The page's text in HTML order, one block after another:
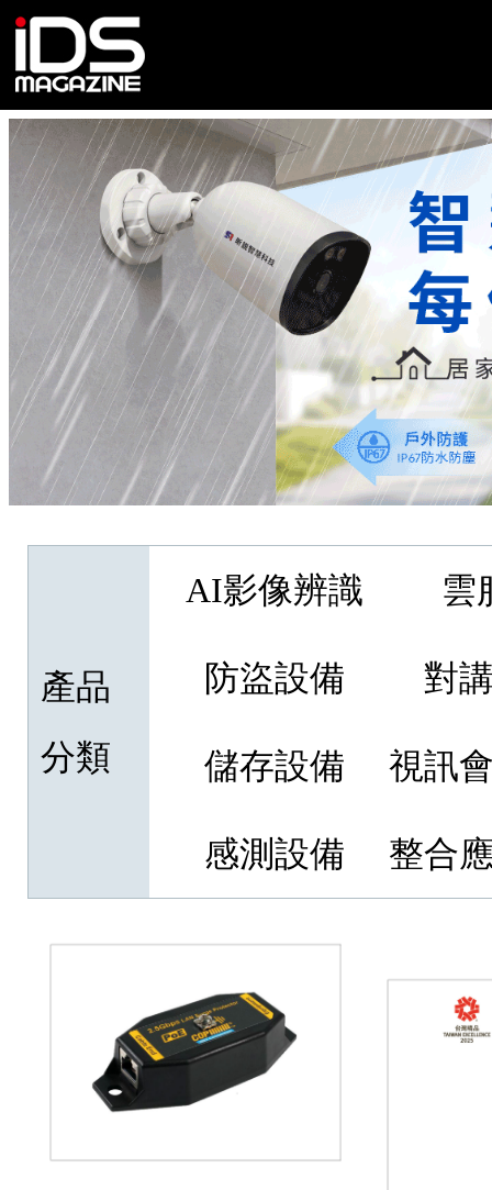
產品
分類
AI影像辨識 雲
防盜設備 對
儲存設備 視訊
感測設備 整合